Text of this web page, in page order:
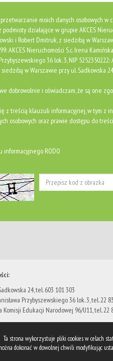
moich danych osobowych w
działające w grupie AKCES
i Robert Dmitruk, z siedzibą w
AKCES Nieruchomości S.c. Irena
36 lok. 3, NIP 5252350222:
w Warszawie przy ul. Sadkowska
dobrowolnie i oświadczam, że są one
z treścią klauzuli informacyjnej, w tym z
osobowych oraz prawie dostępu do
informacyjnego RODO
24, tel. 603 101 303
Przybyszewskiego 36 lok. 3, tel. 22
Komisji Edukacji Narodowej 96/U11, tel. 22
Ta strona wykorzystuje pliki cookies w celach
dokonać w dowolnej chwili modyfikując